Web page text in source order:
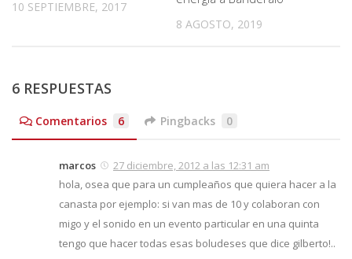
10 SEPTIEMBRE, 2017
8 AGOSTO, 2019
6 RESPUESTAS
Comentarios 6 Pingbacks 0
marcos
27 diciembre, 2012 a las 12:31 am
hola, osea que para un cumpleaños que quiera hacer a la
canasta por ejemplo: si van mas de 10 y colaboran con
migo y el sonido en un evento particular en una quinta
tengo que hacer todas esas boludeses que dice gilberto!..